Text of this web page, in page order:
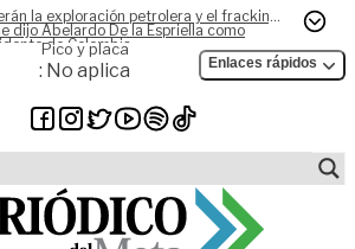
la exploración petrolera y el fracking,
dijo Abelardo De la Espriella como
de Colombia
Pico y placa
: No aplica Enlaces rápidos